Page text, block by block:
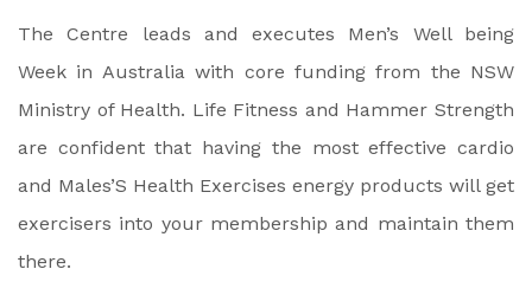
The Centre leads and executes Men’s Well being
Week in Australia with core funding from the NSW
Ministry of Health. Life Fitness and Hammer Strength
are confident that having the most effective cardio
and Males’S Health Exercises energy products will get
exercisers into your membership and maintain them
there.